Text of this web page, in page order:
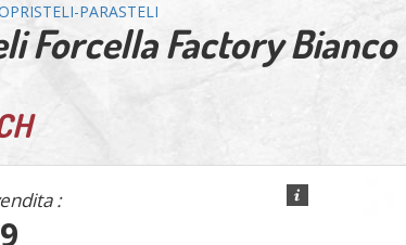
PARASTELI
Forcella Factory
: